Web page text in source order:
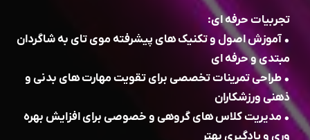
تجربیات حرفه ای:
• آموزش اصول و تکنیک های پیشرفته موی تای به شاگردان
مبتدی و حرفه ای
• طراحی تمرینات تخصصی برای تقویت مهارت های بدنی و
ذهنی ورزشکاران
• مدیریت کلاس های گروهی و خصوصی برای افزایش بهره
وری و یادگیری بهتر